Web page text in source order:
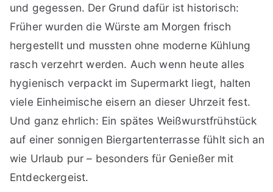
und gegessen. Der Grund dafür ist historisch:
Früher wurden die Würste am Morgen frisch
hergestellt und mussten ohne moderne Kühlung
rasch verzehrt werden. Auch wenn heute alles
hygienisch verpackt im Supermarkt liegt, halten
viele Einheimische eisern an dieser Uhrzeit fest.
Und ganz ehrlich: Ein spätes Weißwurstfrühstück
auf einer sonnigen Biergartenterrasse fühlt sich an
wie Urlaub pur – besonders für Genießer mit
Entdeckergeist.